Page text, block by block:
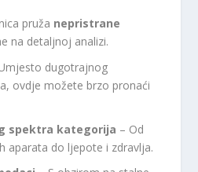
pruža nepristrane
na detaljnoj analizi.
dugotrajnog
ovdje možete brzo pronaći
spektra kategorija – Od
aparata do ljepote i zdravlja.